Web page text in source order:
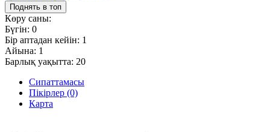
Поднять в топ
Көру саны:
Бүгін: 0
Бір аптадан кейін: 1
Айына: 1
Барлық уақытта: 20
Сипаттамасы
Пікірлер (0)
Карта